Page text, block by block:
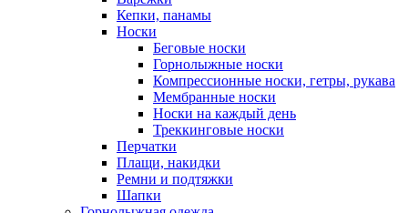
Кепки, панамы
Носки
Беговые носки
Горнолыжные носки
Компрессионные носки, гетры, рукава
Мембранные носки
Носки на каждый день
Треккинговые носки
Перчатки
Плащи, накидки
Ремни и подтяжки
Шапки